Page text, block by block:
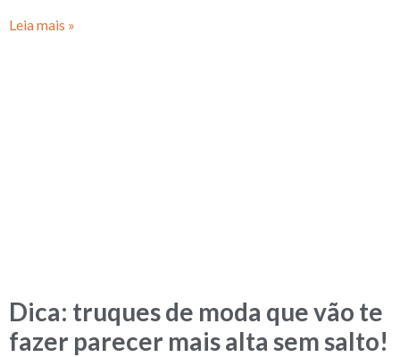
Leia mais »
Dica: truques de moda que vão te
fazer parecer mais alta sem salto!